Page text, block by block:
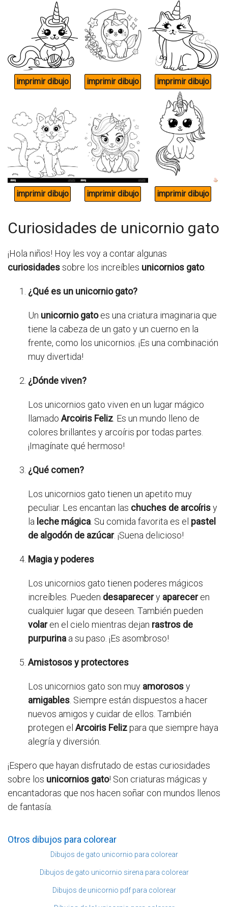
Curiosidades de unicornio gato
¡Hola niños! Hoy les voy a contar algunas
curiosidadessobre los increíbles unicornios gato.
¿Qué es un unicornio gato?
Un unicornio gatoes una criatura imaginaria que
tiene la cabeza de un gato y un cuerno en la
frente, como los unicornios. ¡Es una combinación
muy divertida!
¿Dónde viven?
Los unicornios gato viven en un lugar mágico
llamado Arcoiris Feliz. Es un mundo lleno de
colores brillantes y arcoíris por todas partes.
¡Imagínate qué hermoso!
¿Qué comen?
Los unicornios gato tienen un apetito muy
peculiar. Les encantan las chuches de arcoírisy
la leche mágica. Su comida favorita es el pastel
de algodón de azúcar. ¡Suena delicioso!
Magia y poderes
Los unicornios gato tienen poderes mágicos
increíbles. Pueden desaparecery apareceren
cualquier lugar que deseen. También pueden
volaren el cielo mientras dejan rastros de
purpurina a su paso. ¡Es asombroso!
Amistosos y protectores
Los unicornios gato son muy amorososy
amigables. Siempre están dispuestos a hacer
nuevos amigos y cuidar de ellos. También
protegen el Arcoiris Felizpara que siempre haya
alegría y diversión.
¡Espero que hayan disfrutado de estas curiosidades
sobre los unicornios gato! Son criaturas mágicas y
encantadoras que nos hacen soñar con mundos llenos
de fantasía.
Otros dibujos para colorear
Dibujos de gato unicornio para colorear
Dibujos de gato unicornio sirena para colorear
Dibujos de unicornio pdf para colorear